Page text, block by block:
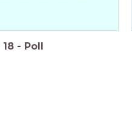
18 - Poll